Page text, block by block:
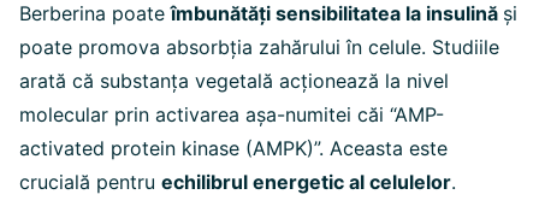
Berberina poateîmbunătăți sensibilitatea la insulină și
poate promova absorbția zahărului în celule. Studiile
arată că substanța vegetală acționează la nivel
molecular prin activarea așa-numitei căi “AMP-
activated protein kinase (AMPK)”. Aceasta este
crucială pentru echilibrul energetic al celulelor.